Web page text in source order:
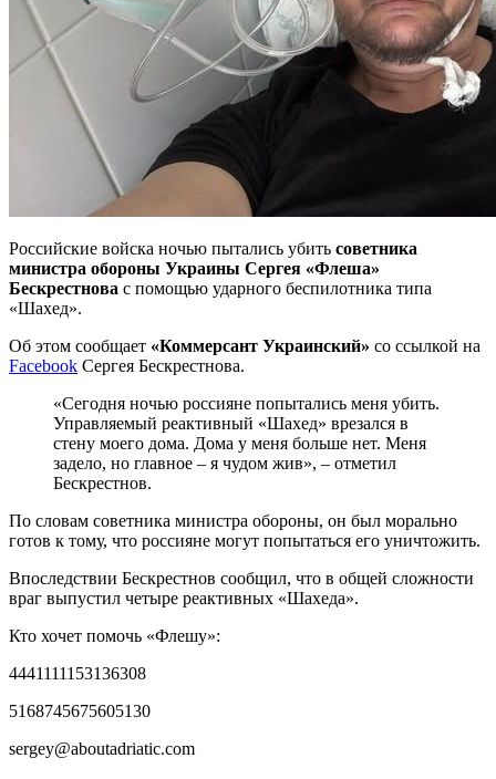
Российские войска ночью пытались убить советника
министра обороны Украины Сергея «Флеша»
Бескрестнова с помощью ударного беспилотника типа
«Шахед».
Об этом сообщает «Коммерсант Украинский» со ссылкой на
Facebook Сергея Бескрестнова.
«Сегодня ночью россияне попытались меня убить.
Управляемый реактивный «Шахед» врезался в
стену моего дома. Дома у меня больше нет. Меня
задело, но главное – я чудом жив», – отметил
Бескрестнов.
По словам советника министра обороны, он был морально
готов к тому, что россияне могут попытаться его уничтожить.
Впоследствии Бескрестнов сообщил, что в общей сложности
враг выпустил четыре реактивных «Шахеда».
Кто хочет помочь «Флешу»:
4441111153136308
5168745675605130
sergey@aboutadriatic.com